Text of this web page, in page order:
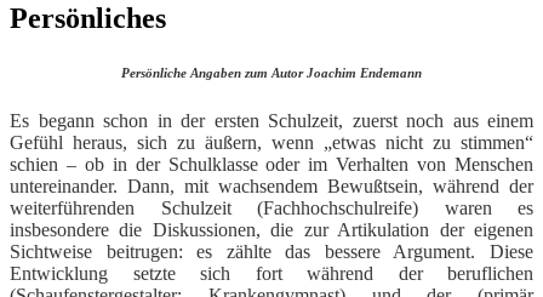
Persönliches
Persönliche Angaben zum Autor Joachim Endemann
Es begann schon in der ersten Schulzeit, zuerst noch aus einem
Gefühl heraus, sich zu äußern, wenn „etwas nicht zu stimmen“
schien – ob in der Schulklasse oder im Verhalten von Menschen
untereinander. Dann, mit wachsendem Bewußtsein, während der
weiterführenden Schulzeit (Fachhochschulreife) waren es
insbesondere die Diskussionen, die zur Artikulation der eigenen
Sichtweise beitrugen: es zählte das bessere Argument. Diese
Entwicklung setzte sich fort während der beruflichen